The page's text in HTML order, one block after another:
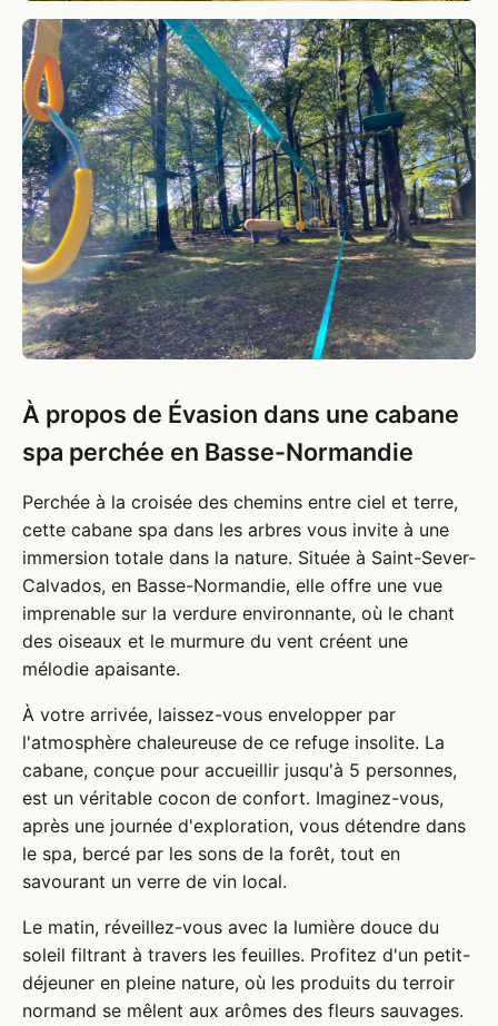
À propos de Évasion dans une cabane
spa perchée en Basse-Normandie
Perchée à la croisée des chemins entre ciel et terre,
cette cabane spa dans les arbres vous invite à une
immersion totale dans la nature. Située à Saint-Sever-
Calvados, en Basse-Normandie, elle offre une vue
imprenable sur la verdure environnante, où le chant
des oiseaux et le murmure du vent créent une
mélodie apaisante.
À votre arrivée, laissez-vous envelopper par
l'atmosphère chaleureuse de ce refuge insolite. La
cabane, conçue pour accueillir jusqu'à 5 personnes,
est un véritable cocon de confort. Imaginez-vous,
après une journée d'exploration, vous détendre dans
le spa, bercé par les sons de la forêt, tout en
savourant un verre de vin local.
Le matin, réveillez-vous avec la lumière douce du
soleil filtrant à travers les feuilles. Profitez d'un petit-
déjeuner en pleine nature, où les produits du terroir
normand se mêlent aux arômes des fleurs sauvages.